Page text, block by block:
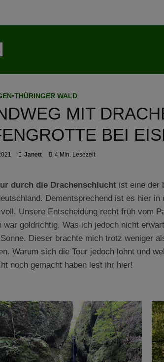
•THÜRINGER WALD
MIT
BEI
Janett 4 Min. Lesezeit
durch die Drachenschlucht ist eine der
Dementsprechend ist es hier in
Unsere Entscheidung recht früh vom
war goldrichtig. Was ich jedoch nicht
Dieser brachte mich trotz weniger
Warum sich die Tour jedoch lohnt und
noch gemacht haben lest ihr hier!